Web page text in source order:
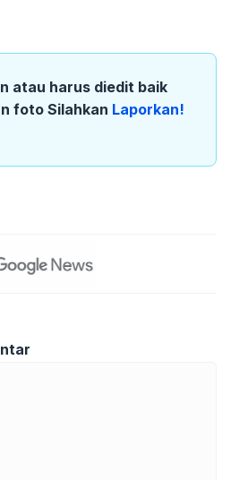
atau harus diedit baik
foto Silahkan Laporkan!